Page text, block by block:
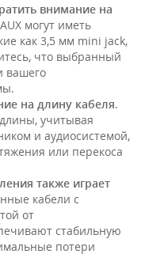
внимание на
могут иметь
как 3,5 мм mini jack,
что выбранный
вашего
на длину кабеля.
учитывая
и аудиосистемой,
или перекоса
также играет
кабели с
от
стабильную
потери